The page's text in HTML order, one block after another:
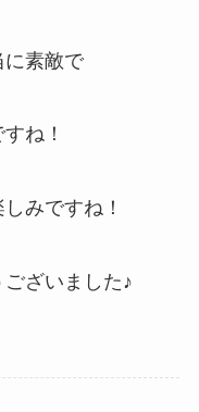
に素敵で
ね！
みですね！
ざいました♪